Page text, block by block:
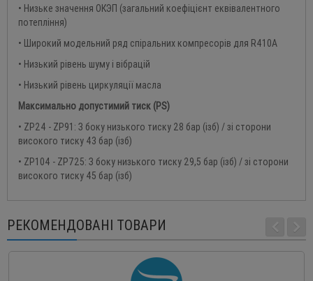
• Низьке значення ОКЭП (загальний коефіцієнт еквівалентного
потепління)
• Широкий модельний ряд спіральних компресорів для R410A
• Низький рівень шуму і вібрацій
• Низький рівень циркуляції масла
Максимально допустимий тиск (PS)
• ZP24 - ZP91: З боку низького тиску 28 бар (ізб) / зі сторони
високого тиску 43 бар (ізб)
• ZP104 - ZP725: З боку низького тиску 29,5 бар (ізб) / зі сторони
високого тиску 45 бар (ізб)
РЕКОМЕНДОВАНІ ТОВАРИ